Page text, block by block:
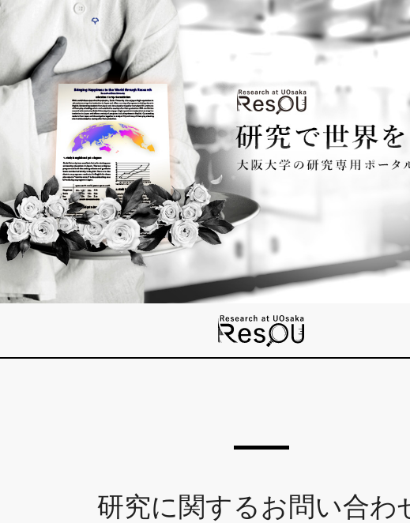
研究に関するお問い合わ